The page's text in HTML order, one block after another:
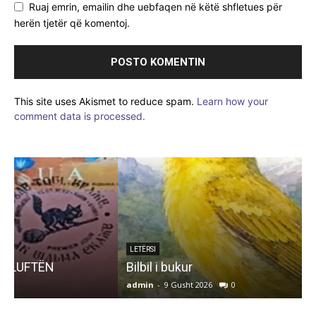
Ruaj emrin, emailin dhe uebfaqen në këtë shfletues për
herën tjetër që komentoj.
This site uses Akismet to reduce spam. Learn how your
comment data is processed.
LETËRSI
Bilbil i bukur
0